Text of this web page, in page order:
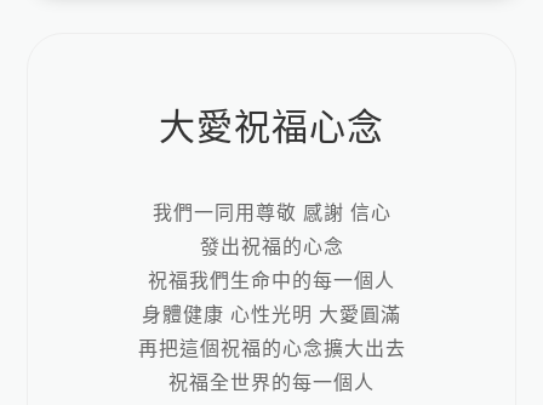
大愛祝福心念
我們一同用尊敬 感謝 信心
發出祝福的心念
祝福我們生命中的每一個人
身體健康 心性光明 大愛圓滿
再把這個祝福的心念擴大出去
祝福全世界的每一個人